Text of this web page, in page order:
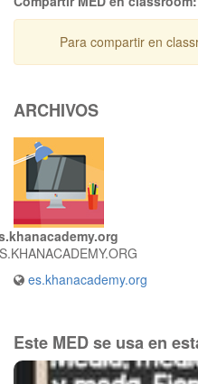
Para compartir en
ARCHIVOS
es.khanacademy.org
Este MED se usa en